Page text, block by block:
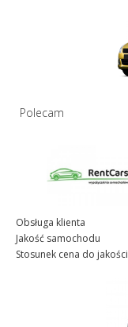
Polecam
Obsługa klienta
Jakość samochodu
Stosunek cena do jakości